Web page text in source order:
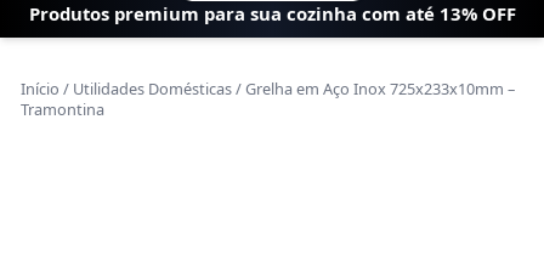
Produtos premium para sua cozinha com até 13% OFF
Início / Utilidades Domésticas/ Grelha em Aço Inox 725x233x10mm –
Tramontina